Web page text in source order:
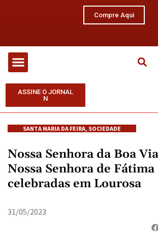
Compre Aqui
ASSINE O JORNAL
N
SANTA MARIA DA FEIRA, SOCIEDADE
Nossa Senhora da Boa
Nossa Senhora de Fátima
celebradas em Lourosa
31/05/2023